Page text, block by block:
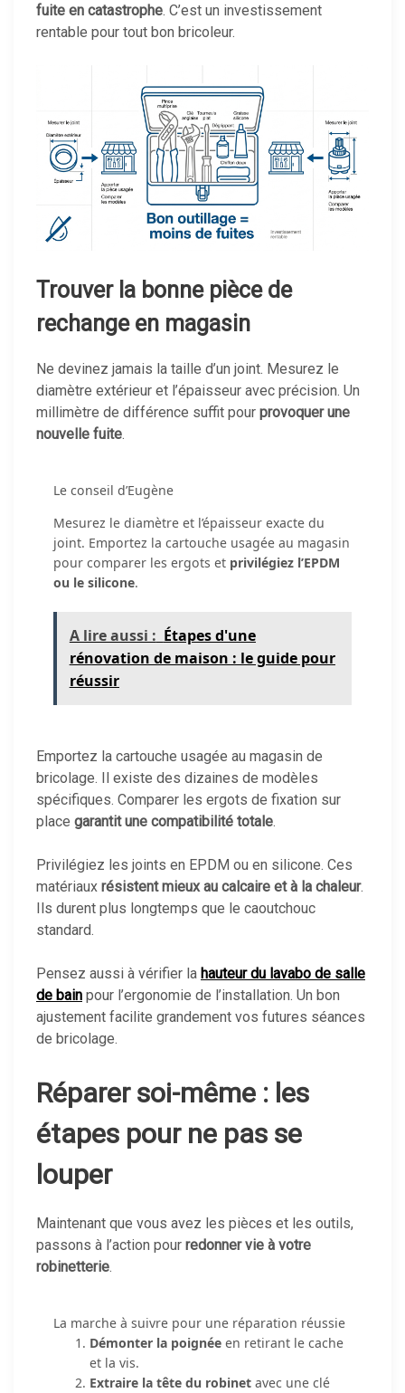
fuite en catastrophe. C’est un investissement
rentable pour tout bon bricoleur.
Trouver la bonne pièce de
rechange en magasin
Ne devinez jamais la taille d’un joint. Mesurez le
diamètre extérieur et l’épaisseur avec précision. Un
millimètre de différence suffit pour provoquer une
nouvelle fuite.
Le conseil d’Eugène
Mesurez le diamètre et l’épaisseur exacte du
joint. Emportez la cartouche usagée au magasin
pour comparer les ergots et privilégiez l’EPDM
ou le silicone.
A lire aussi : Étapes d'une
rénovation de maison : le guide pour
réussir
Emportez la cartouche usagée au magasin de
bricolage. Il existe des dizaines de modèles
spécifiques. Comparer les ergots de fixation sur
place garantit une compatibilité totale.
Privilégiez les joints en EPDM ou en silicone. Ces
matériaux résistent mieux au calcaire et à la chaleur.
Ils durent plus longtemps que le caoutchouc
standard.
Pensez aussi à vérifier la hauteur du lavabo de salle
de bain pour l’ergonomie de l’installation. Un bon
ajustement facilite grandement vos futures séances
de bricolage.
Réparer soi-même : les
étapes pour ne pas se
louper
Maintenant que vous avez les pièces et les outils,
passons à l’action pour redonner vie à votre
robinetterie.
La marche à suivre pour une réparation réussie
Démonter la poignéeen retirant le cache
et la vis.
Extraire la tête du robinetavec une clé